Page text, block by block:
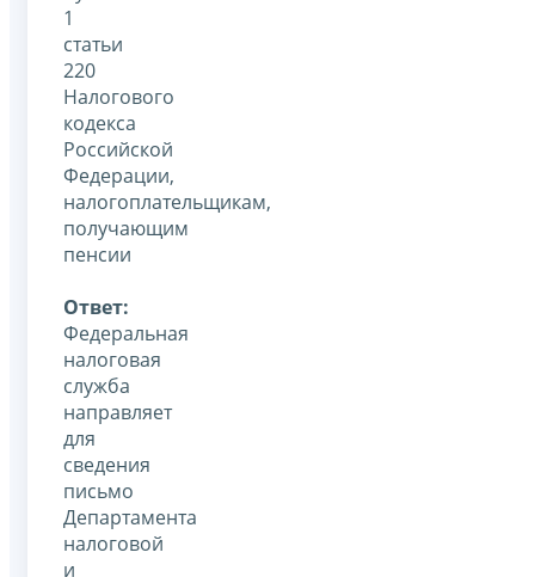
1
статьи
220
Налогового
кодекса
Российской
Федерации,
налогоплательщикам,
получающим
пенсии
Ответ:
Федеральная
налоговая
служба
направляет
для
сведения
письмо
Департамента
налоговой
и